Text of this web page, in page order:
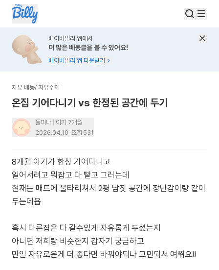
베이비빌리 앱에서
더 많은 베동글을 볼 수 있어요!
베이비빌리 앱 다운받기
자유 베동/ 자유주제
온집 기어다니기 vs 한정된 공간에 두기
돌피나
아기 7개월
2026.04.10 조회 531
8개월 아기가 한창 기어다니고
일어서려고 뭐잡고 다 빨고 그러는데
현재는 매트에 울타리쳐서 2평 남짓 공간에 장난감이랑 같이
두는데욥
혹시 다른집은 다 갈수있게 자유롭게 두셨는지
아니면 저희랑 비슷한지 갑자기 궁금하고
만일 자유로운게 더 좋다면 바꿔야되나 고민되서 여쭤요!!